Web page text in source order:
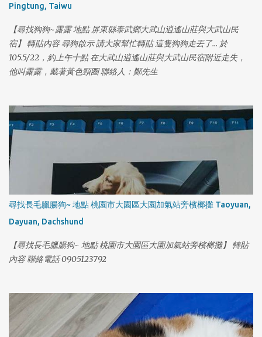
Pingtung, Taiwu
【尋找狗狗~露露 地點 屏東縣泰武鄉大武山逍遙山莊與大武山民
宿】 轉貼內容 尋狗啟示 請大家幫忙轉貼 這隻狗狗走丟了... 於
105.5/22，約上午十點 在大武山逍遙山莊與大武山民宿附近走失，
他叫露露，戴著黃色頸圈 聯絡人：鄭先生
尋找長毛臘腸狗~ 地點 桃園市大園區大園加氣站旁檳榔攤 Taoyuan,
Dayuan, Dachshund
【尋找長毛臘腸狗~ 地點 桃園市大園區大園加氣站旁檳榔攤】 轉貼
內容 聯絡電話 0905123792